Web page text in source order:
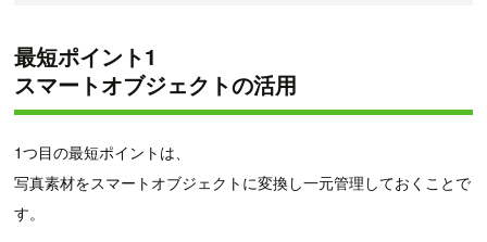
最短ポイント1
スマートオブジェクトの活用
1つ目の最短ポイントは、
写真素材をスマートオブジェクトに変換し一元管理しておくことで
す。